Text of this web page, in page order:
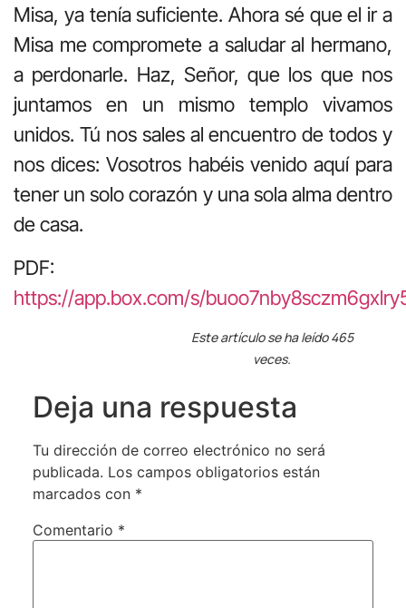
Misa, ya tenía suficiente. Ahora sé que el ir a
Misa me compromete a saludar al hermano,
a perdonarle. Haz, Señor, que los que nos
juntamos en un mismo templo vivamos
unidos. Tú nos sales al encuentro de todos y
nos dices: Vosotros habéis venido aquí para
tener un solo corazón y una sola alma dentro
de casa.
PDF:
https://app.box.com/s/
Este artículo se ha leído 465
veces.
Deja una respuesta
Tu dirección de correo electrónico no será
publicada. Los campos obligatorios están
marcados con *
Comentario *